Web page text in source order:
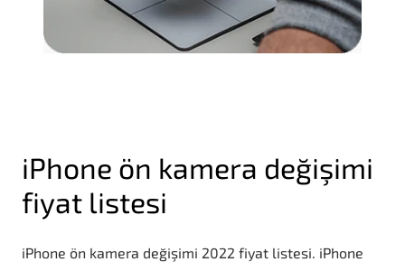
iPhone ön kamera değişimi
fiyat listesi
iPhone ön kamera değişimi 2022 fiyat listesi. iPhone